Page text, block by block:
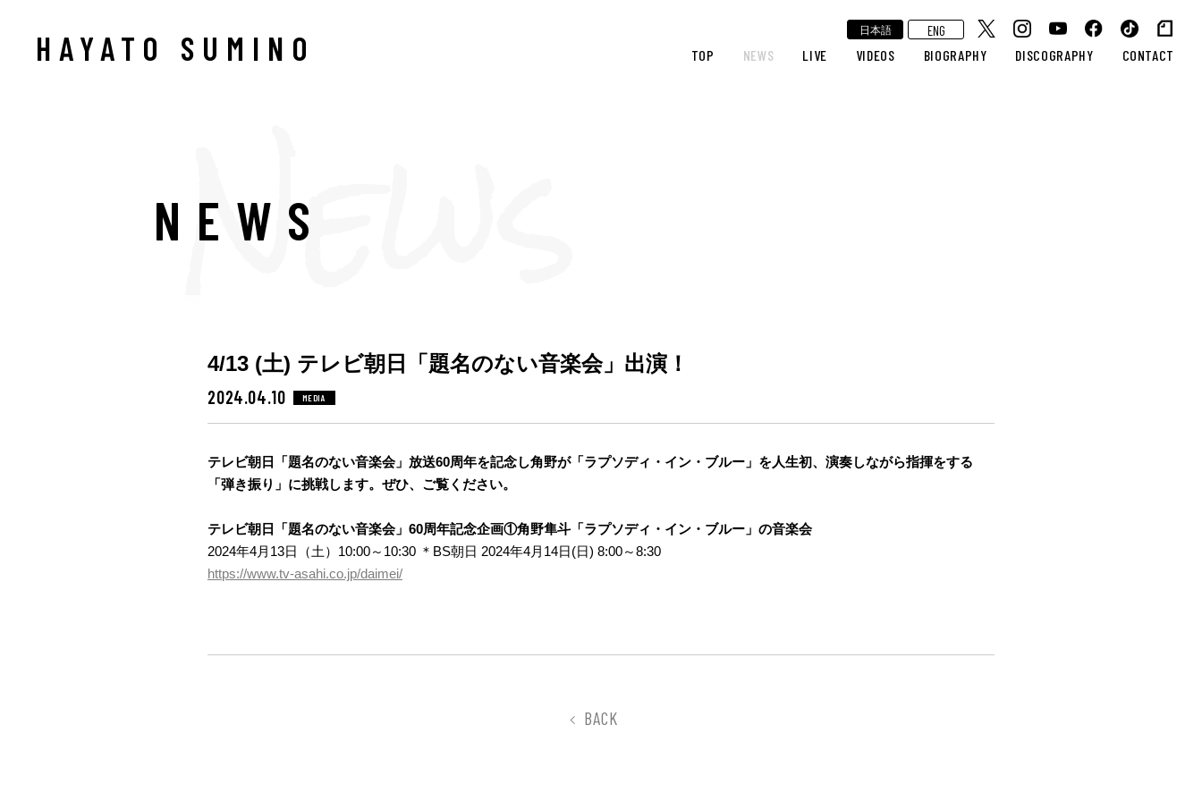
HAYATO SUMINO TOP NEWS LIVE VIDEOS BIOGRAPHY DISCOGRAPHY CONTACT
日本語 ENG
NEWS
4/13 (土) テレビ朝日「題名のない音楽会」出演！
2024.04.10 MEDIA
テレビ朝日「題名のない音楽会」放送60周年を記念し角野が「ラプソディ・イン・ブルー」を人生初、演奏しながら指揮をする
「弾き振り」に挑戦します。ぜひ、ご覧ください。
テレビ朝日「題名のない音楽会」60周年記念企画①角野隼斗「ラプソディ・イン・ブルー」の音楽会
2024年4月13日（土）10:00～10:30 ＊BS朝日 2024年4月14日(日) 8:00～8:30
https://www.tv-asahi.co.jp/daimei/
BACK